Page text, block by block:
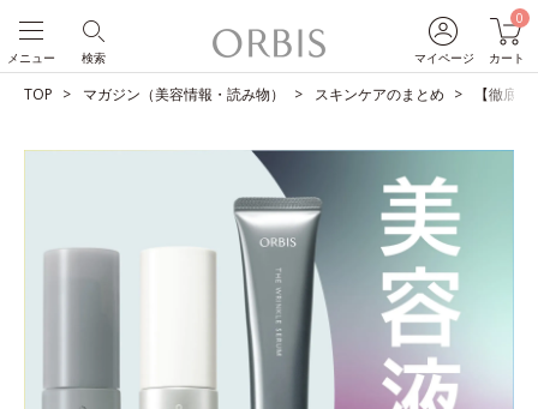
マイページ
0
カート
検索
メニュー
TOP マガジン（美容情報・読み物） スキンケアのまとめ 【徹底